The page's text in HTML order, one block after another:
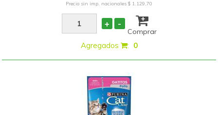
Precio sin imp. nacionales$ 1.129,70
+ -
Comprar
Agregados : 0